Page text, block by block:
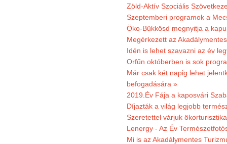
Zöld-Aktív Szociális
Szeptemberi programok a
Öko-Bükkösd megnyitja a
Megérkezett az
Idén is lehet szavazni az év
Orfűn októberben is sok
Már csak két napig lehet
befogadására »
2019.Év Fája a kaposvári
Díjazták a világ legjobb
Szeretettel várjuk
Lenergy - Az Év
Mi is az Akadálymentes